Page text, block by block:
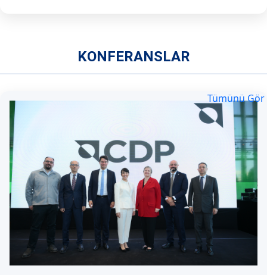
KONFERANSLAR
Tümünü Gör